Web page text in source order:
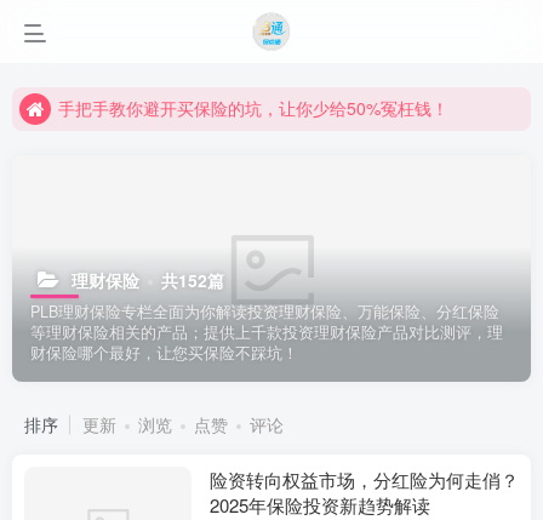
手把手教你避开买保险的坑，让你少给50%冤枉钱！
理财保险 共152篇
PLB理财保险专栏全面为你解读投资理财保险、万能保险、分红保险
等理财保险相关的产品；提供上千款投资理财保险产品对比测评，理
财保险哪个最好，让您买保险不踩坑！
排序 更新 浏览 点赞 评论
险资转向权益市场，分红险为何走俏？
2025年保险投资新趋势解读